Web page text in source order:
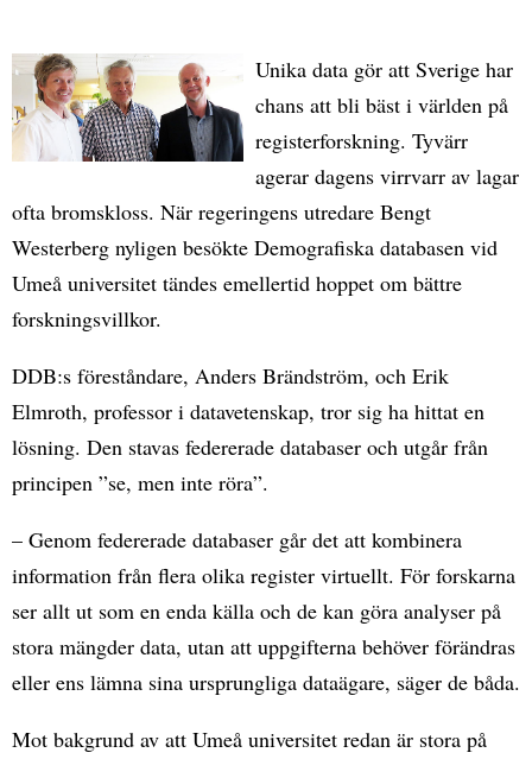
Unika data gör att Sverige har
chans att bli bäst i världen på
registerforskning. Tyvärr
agerar dagens virrvarr av lagar
ofta bromskloss. När regeringens utredare Bengt
Westerberg nyligen besökte Demografiska databasen vid
Umeå universitet tändes emellertid hoppet om bättre
forskningsvillkor.
DDB:s föreståndare, Anders Brändström, och Erik
Elmroth, professor i datavetenskap, tror sig ha hittat en
lösning. Den stavas federerade databaser och utgår från
principen ”se, men inte röra”.
– Genom federerade databaser går det att kombinera
information från flera olika register virtuellt. För forskarna
ser allt ut som en enda källa och de kan göra analyser på
stora mängder data, utan att uppgifterna behöver förändras
eller ens lämna sina ursprungliga dataägare, säger de båda.
Mot bakgrund av att Umeå universitet redan är stora på